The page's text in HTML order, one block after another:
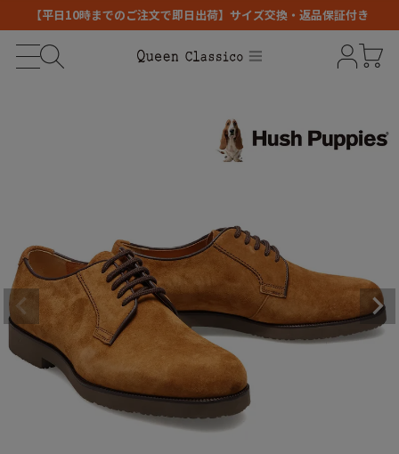
【平日10時までのご注文で即日出荷】サイズ交換・返品保証付き